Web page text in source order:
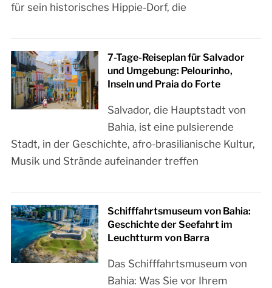
für sein historisches Hippie-Dorf, die
7-Tage-Reiseplan für Salvador
und Umgebung: Pelourinho,
Inseln und Praia do Forte
Salvador, die Hauptstadt von
Bahia, ist eine pulsierende
Stadt, in der Geschichte, afro-brasilianische Kultur,
Musik und Strände aufeinander treffen
Schifffahrtsmuseum von Bahia:
Geschichte der Seefahrt im
Leuchtturm von Barra
Das Schifffahrtsmuseum von
Bahia: Was Sie vor Ihrem